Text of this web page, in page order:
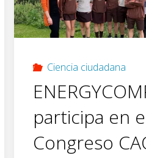
una
Ciencia ciudadana
participa en
Congreso